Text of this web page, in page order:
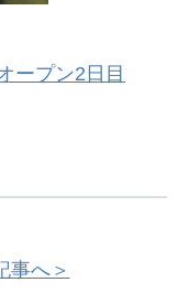
ープン2日目
事へ＞